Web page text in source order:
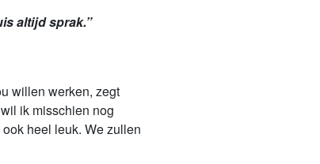
altijd sprak.”
willen werken, zegt
ik misschien nog
heel leuk. We zullen